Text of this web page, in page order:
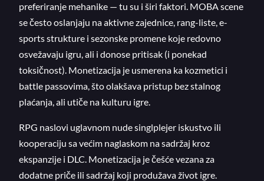
preferiranje mehanike — tu su i širi faktori. MOBA scene
se često oslanjaju na aktivne zajednice, rang-liste, e-
sports strukture i sezonske promene koje redovno
osvežavaju igru, ali i donose pritisak (i ponekad
toksičnost). Monetizacija je usmerena ka kozmetici i
battle passovima, što olakšava pristup bez stalnog
plaćanja, ali utiče na kulturu igre.
RPG naslovi uglavnom nude singlplejer iskustvo ili
kooperaciju sa većim naglaskom na sadržaj kroz
ekspanzije i DLC. Monetizacija je češće vezana za
dodatne priče ili sadržaj koji produžava život igre.